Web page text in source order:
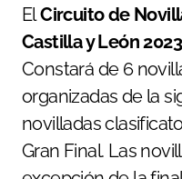
ElCircuito de
Castilla y León 2023
Constará de 6
organizadas de la
novilladas
Gran Final. Las